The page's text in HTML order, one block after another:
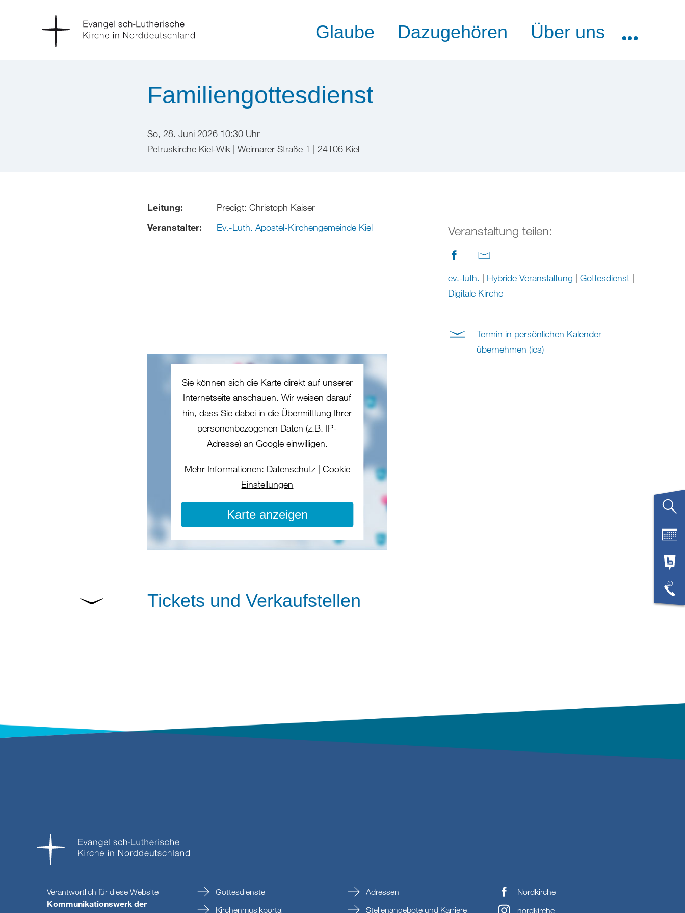
Glaube Dazugehören Über uns
Familiengottesdienst
So, 28. Juni 2026 10:30 Uhr
Petruskirche Kiel-Wik | Weimarer Straße 1 | 24106 Kiel
Leitung:
Predigt: Christoph Kaiser
Veranstalter:
Ev.-Luth. Apostel-Kirchengemeinde Kiel
Sie können sich die Karte direkt auf unserer
Internetseite anschauen. Wir weisen darauf
hin, dass Sie dabei in die Übermittlung Ihrer
personenbezogenen Daten (z.B. IP-
Adresse) an Google einwilligen.
Mehr Informationen: Datenschutz| Cookie
Einstellungen
Karte anzeigen
Veranstaltung teilen:
ev.-luth. | Hybride Veranstaltung | Gottesdienst|
Digitale Kirche
Termin in persönlichen Kalender
übernehmen (ics)
Tickets und Verkaufstellen
Verantwortlich für diese Website
Kommunikationswerk der
Gottesdienste
Kirchenmusikportal
Adressen
Stellenangebote und Karriere
Nordkirche
nordkirche